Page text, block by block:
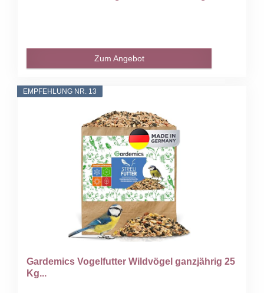
Zum Angebot
EMPFEHLUNG NR. 13
Gardemics Vogelfutter Wildvögel ganzjährig 25
Kg...